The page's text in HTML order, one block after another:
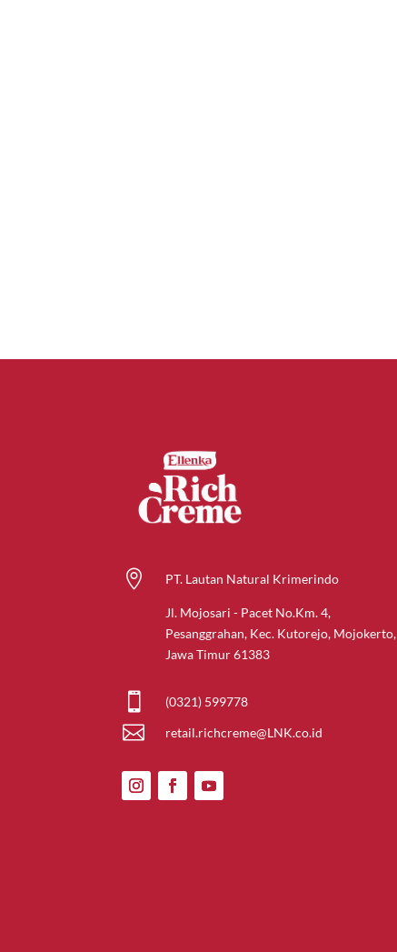
 PT. Lautan Natural Krimerindo
Jl. Mojosari - Pacet No.Km. 4,
Pesanggrahan, Kec. Kutorejo, Mojokerto,
Jawa Timur 61383
 (0321) 599778
 retail.richcreme@LNK.co.id